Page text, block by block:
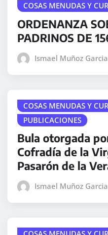
COSAS MENUDAS Y
ORDENANZA
PADRINOS DE
Ismael Muñoz Garcia
COSAS MENUDAS Y
PUBLICACIONES
Bula otorgada
Cofradía de la
Pasarón de la
Ismael Muñoz Garcia